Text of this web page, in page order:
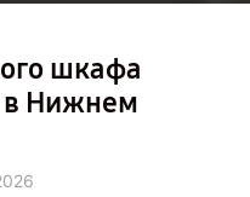
шкафа
в Нижнем